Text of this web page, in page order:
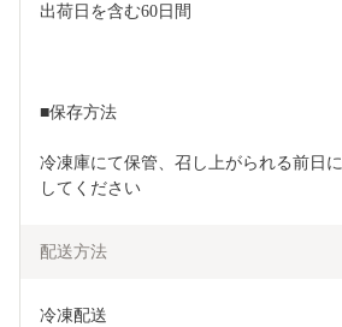
出荷日を含む60日間
■保存方法
冷凍庫にて保管、召し上がられる前日
してください
配送方法
冷凍配送